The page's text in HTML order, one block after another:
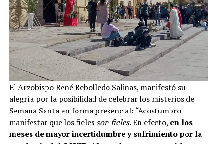
El Arzobispo René Rebolledo Salinas, manifestó su
alegría por la posibilidad de celebrar los misterios de
Semana Santa en forma presencial: “Acostumbro
manifestar que los fieles son fieles. En efecto, en los
meses de mayor incertidumbre y sufrimiento por la